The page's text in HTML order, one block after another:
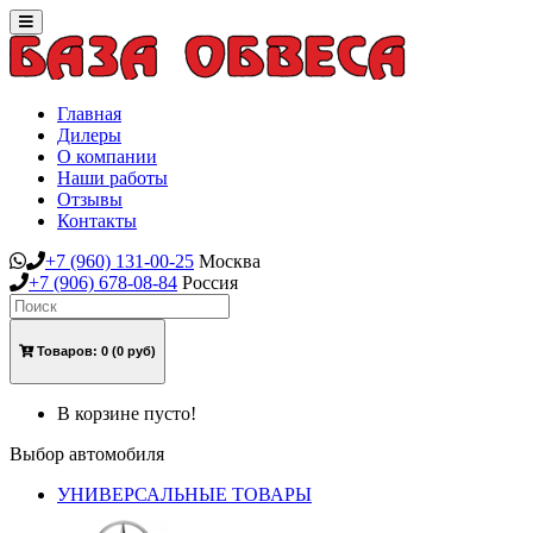
Toggle
navigation
Главная
Дилеры
О компании
Наши работы
Отзывы
Контакты
+7 (960) 131-00-25 Москва
+7 (906) 678-08-84 Россия
Товаров: 0 (0 руб)
В корзине пусто!
Выбор автомобиля
УНИВЕРСАЛЬНЫЕ ТОВАРЫ